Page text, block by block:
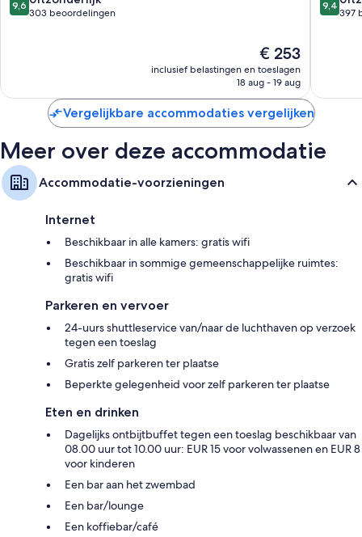
Andere gemakken in alle kamers zijn o.a.:
Badkamers met regendouches en gratis toiletartikelen
Lcd-televisies van 19 inch met satellietzenders
(kleding)kasten, dagelijkse schoonmaakservice en bureaus
Only
van
9,6
303 beoordelingen
De
prijs
is
€ 253
inclusief belastingen en toeslagen
18 aug - 19 aug
Only
van
9,4
397
Vergelijkbare accommodaties vergelijken
Meer over deze accommodatie
Accommodatie-voorzieningen
Internet
Beschikbaar in alle kamers: gratis wifi
Beschikbaar in sommige gemeenschappelijke ruimtes:
gratis wifi
Parkeren en vervoer
24-uurs shuttleservice van/naar de luchthaven op verzoek
tegen een toeslag
Gratis zelf parkeren ter plaatse
Beperkte gelegenheid voor zelf parkeren ter plaatse
Eten en drinken
Dagelijks ontbijtbuffet tegen een toeslag beschikbaar van
08.00 uur tot 10.00 uur: EUR 15 voor volwassenen en EUR 8
voor kinderen
Een bar aan het zwembad
Een bar/lounge
Een koffiebar/café